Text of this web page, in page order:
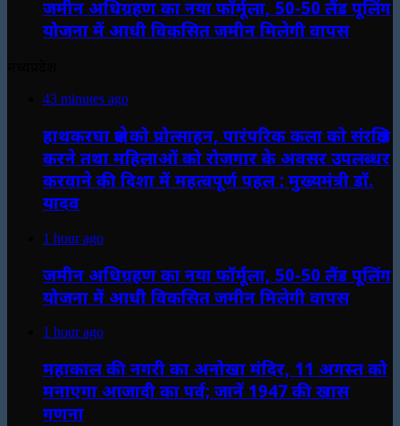
जमीन अधिग्रहण का नया फॉर्मूला, 50-50 लैंड पूलिंग
योजना में आधी विकसित जमीन मिलेगी वापस
43 minutes ago
हाथकरघा क्षेत्र को प्रोत्साहन, पारंपरिक कला को संरक्षित
करने तथा महिलाओं को रोजगार के अवसर उपलब्धर
करवाने की दिशा में महत्वपूर्ण पहल : मुख्यमंत्री डॉ.
यादव
1 hour ago
जमीन अधिग्रहण का नया फॉर्मूला, 50-50 लैंड पूलिंग
योजना में आधी विकसित जमीन मिलेगी वापस
1 hour ago
महाकाल की नगरी का अनोखा मंदिर, 11 अगस्त को
मनाएगा आजादी का पर्व; जानें 1947 की खास
गणना